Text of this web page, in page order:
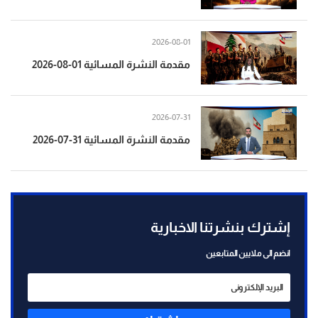
مقدمة النشرة المسائية 01-08-2026
2026-08-01
مقدمة النشرة المسائية 31-07-2026
2026-07-31
إشترك بنشرتنا الاخبارية
انضم الى ملايين المتابعين